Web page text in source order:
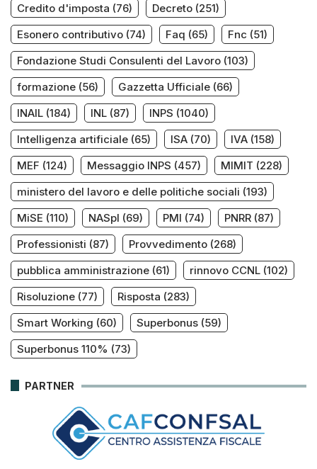
Credito d'imposta (76) Decreto (251)
Esonero contributivo (74) Faq (65) Fnc (51)
Fondazione Studi Consulenti del Lavoro (103)
formazione (56) Gazzetta Ufficiale (66)
INAIL (184) INL (87) INPS (1040)
Intelligenza artificiale (65) ISA (70) IVA (158)
MEF (124) Messaggio INPS (457) MIMIT (228)
ministero del lavoro e delle politiche sociali (193)
MiSE (110) NASpI (69) PMI (74) PNRR (87)
Professionisti (87) Provvedimento (268)
pubblica amministrazione (61) rinnovo CCNL (102)
Risoluzione (77) Risposta (283)
Smart Working (60) Superbonus (59)
Superbonus 110% (73)
PARTNER